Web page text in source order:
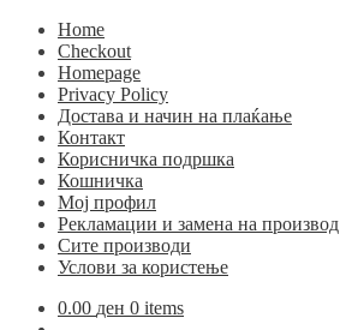
Home
Checkout
Homepage
Privacy Policy
Достава и начин на плаќање
Контакт
Корисничка подршка
Кошничка
Мој профил
Рекламации и замена на производ
Сите производи
Услови за користење
0.00 ден 0 items